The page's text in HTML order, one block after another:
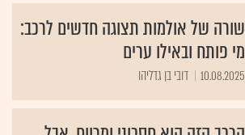
שורה של אולמות תצוגה חדשים לרכב:
מי פותח ובאילו ערים
10.08.2025 דובי בן גדליהו